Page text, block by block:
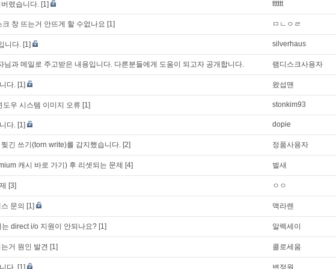
렸습니다. [1] tttttt
창 뜨는거 안뜨게 할 수없나요 [1] ㅁㄴㅇㄹ
니다. [1] silverhaus
님과 메일로 주고받은 내용입니다. 다른분들에게 도움이 되고자 공개합니다. 램디스크사용자
다. [1] 왔섭맨
도우 시스템 이미지 오류 [1] stonkim93
다. [1] dopie
긴 쓰기(torn write)를 감지했습니다. [2] 정품사용자
캐시 바로 가기) 후 리셋되는 문제 [4] 벌새
[3] ㅇㅇ
문의 [1] 맥라렌
direct i/o 지원이 안되나요? [1] 알렉세이
거 원인 발견 [1] 콜로세움
다. [1] 변정원